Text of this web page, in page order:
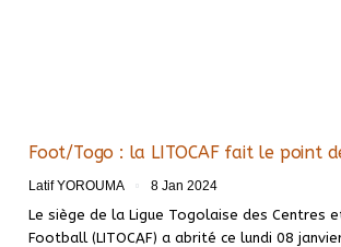
Foot/Togo : la LITOCAF fait le point
Latif YOROUMA 8 Jan 2024
Le siège de la Ligue Togolaise des Centres
Football (LITOCAF) a abrité ce lundi 08